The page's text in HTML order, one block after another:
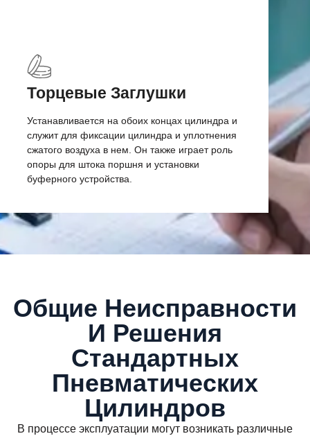
Торцевые Заглушки
Устанавливается на обоих концах цилиндра и
служит для фиксации цилиндра и уплотнения
сжатого воздуха в нем. Он также играет роль
опоры для штока поршня и установки
буферного устройства.
Общие Неисправности
И Решения
Стандартных
Пневматических
Цилиндров
В процессе эксплуатации могут возникать различные